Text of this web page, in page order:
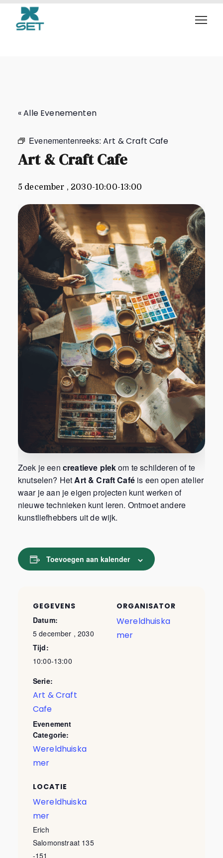
Art & Craft Cafe
« Alle Evenementen
Evenementenreeks:Art & Craft Cafe
Art & Craft Cafe
5 december , 2030-10:00-13:00
Zoek je een creatieve plekom te schilderen of te
knutselen? HetArt & Craft Caféis een open atelier
waar je aan je eigen projecten kunt werken of
nieuwe technieken kunt leren. Ontmoet andere
kunstliefhebbers uit de wijk.
Toevoegen aan kalender
GEGEVENS
Datum:
5 december , 2030
Tijd:
10:00-13:00
Serie:
Art & Craft
Cafe
Evenement
Categorie:
Wereldhuiska
mer
LOCATIE
Wereldhuiska
mer
Erich
Salomonstraat 135
-151
ORGANISATOR
Wereldhuiska
mer